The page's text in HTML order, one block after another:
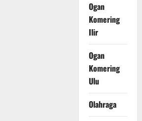
Ogan
Komering
Ilir
Ogan
Komering
Ulu
Olahraga